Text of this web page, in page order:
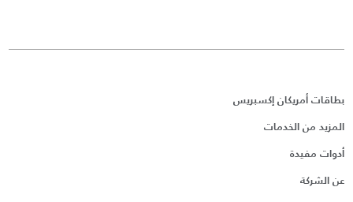
بطاقات أمريكان إكسبريس
المزيد من الخدمات
أدوات مفيدة
عن الشركة